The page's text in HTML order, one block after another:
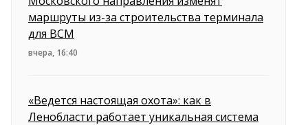
маршруты из-за строительства терминала
для ВСМ
вчера, 16:40
«Ведется настоящая охота»: как в
Ленобласти работает уникальная система